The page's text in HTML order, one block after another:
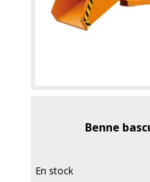
Benne
En stock